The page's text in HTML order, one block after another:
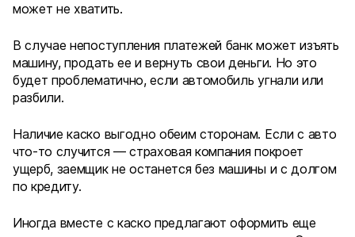
может не хватить.
В случае непоступления платежей банк может изъять
машину, продать ее и вернуть свои деньги. Но это
будет проблематично, если автомобиль угнали или
разбили.
Наличие каско выгодно обеим сторонам. Если с авто
что-то случится — страховая компания покроет
ущерб, заемщик не останется без машины и с долгом
по кредиту.
Иногда вместе с каско предлагают оформить еще